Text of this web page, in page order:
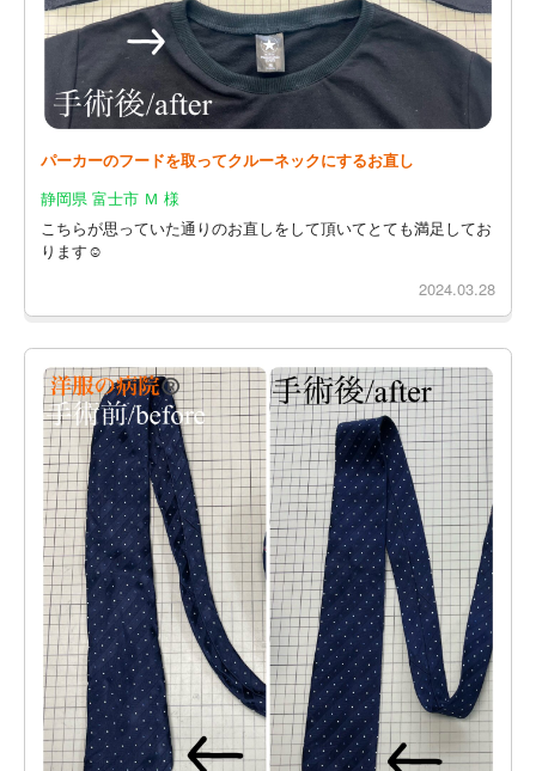
パーカーのフードを取ってクルーネックにするお直し
静岡県 富士市 Ｍ 様
こちらが思っていた通りのお直しをして頂いてとても満足してお
ります☺️
2024.03.28